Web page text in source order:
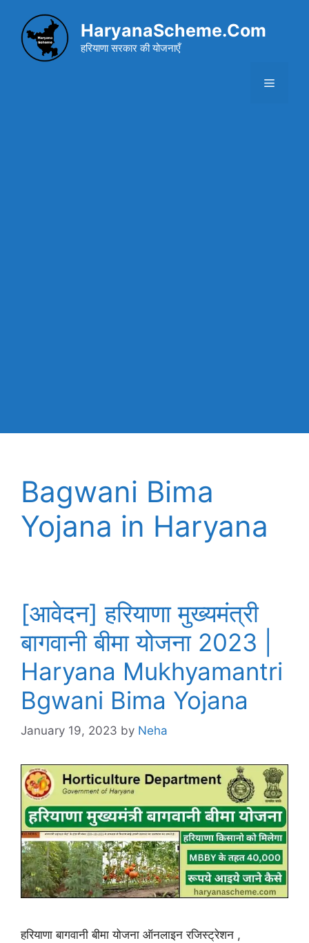
content
HaryanaScheme.Com
हरियाणा सरकार की योजनाएँ
Menu
Bagwani Bima
Yojana in Haryana
[आवेदन] हरियाणा मुख्यमंत्री
बागवानी बीमा योजना 2023 |
Haryana Mukhyamantri
Bgwani Bima Yojana
January 19, 2023 by Neha
हरियाणा बागवानी बीमा योजना ऑनलाइन रजिस्ट्रेशन ,